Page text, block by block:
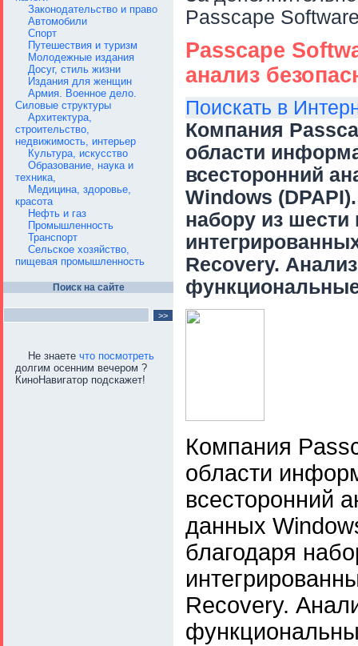
Законодательство и право
Автомобили
Спорт
Путешествия и туризм
Молодежные издания
Досуг, стиль жизни
Издания для женщин
Армия. Военное дело.
Силовые структуры
Архитектура,
строительство,
недвижимость, интерьер
Культура, искусство
Образование, наука и
техника,
Медицина, здоровье,
красота
Нефть и газ
Промышленность
Транспорт
Сельское хозяйство,
пищевая промышленность
Поиск на сайте
Не знаете что посмотреть
долгим осенним вечером ?
КиноНавигатор подскажет!
Passcape
Passcape
анализ
Поискать в
Компания
области
всесторонний
Windows
набору из шести
Recovery.
Компания
области
всесторонний
данных
благодаря
Recovery.